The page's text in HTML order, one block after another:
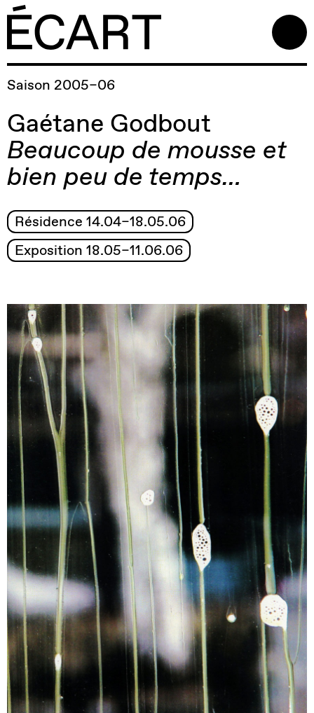
Saison 2005–06
Gaétane Godbout
Beaucoup de mousse et
bien peu de temps…
Résidence 14.04–18.05.06
Exposition 18.05–11.06.06